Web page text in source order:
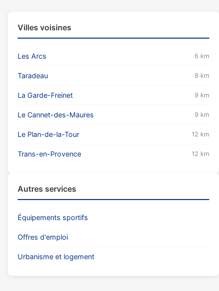
Villes voisines
Les Arcs 6 km
Taradeau 8 km
La Garde-Freinet 9 km
Le Cannet-des-Maures 9 km
Le Plan-de-la-Tour 12 km
Trans-en-Provence 12 km
Autres services
Équipements sportifs
Offres d'emploi
Urbanisme et logement